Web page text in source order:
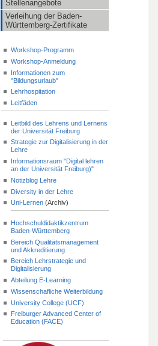
Stellenangebote
Verleihung der Baden-
Württemberg-Zertifikate
Workshop-Programm
Workshop-Anmeldung
Informationen zum
"Bildungsurlaub"
Lehrhospitation
Leitfäden
Leitbild des Lehrens und Lernens
der Universität Freiburg
Strategie zur Digitalisierung in der
Lehre
Informationsraum "Digital lehren
an der Universität Freiburg)"
Notizblog Lehre
Diversity in der Lehre
Uni-Lernen(Archiv)
Hochschuldidaktikzentrum
Baden-Württemberg
Bereich Qualitätsmanagement
und Akkreditierung
Bereich Lehrstrategie und
Digitalisierung
Abteilung E-Learning
Wissenschafliche Weiterbildung
University College (UCF)
Freiburger Advanced Center of
Education (FACE)